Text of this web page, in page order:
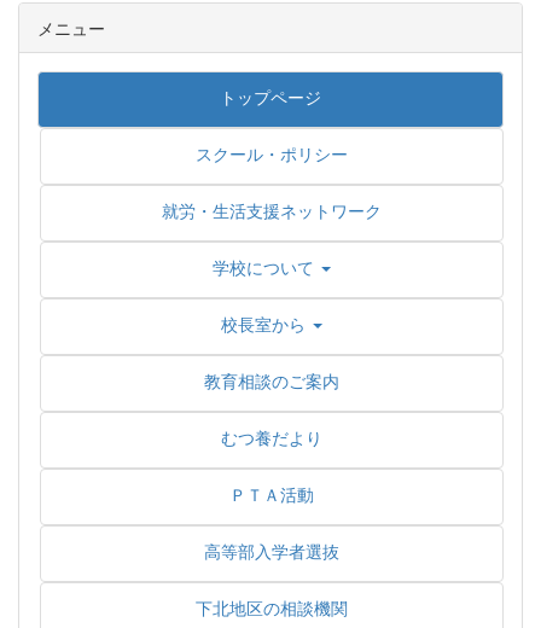
メニュー
トップページ
スクール・ポリシー
就労・生活支援ネットワーク
学校について
校長室から
教育相談のご案内
むつ養だより
ＰＴＡ活動
高等部入学者選抜
下北地区の相談機関